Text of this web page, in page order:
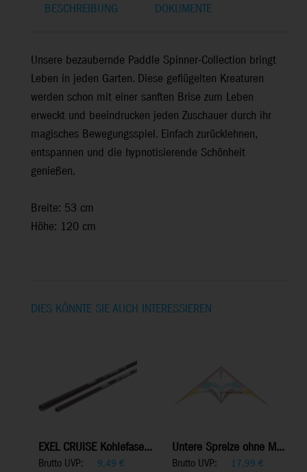
BESCHREIBUNG DOKUMENTE
Unsere bezaubernde Paddle Spinner-Collection bringt
Leben in jeden Garten. Diese geflügelten Kreaturen
werden schon mit einer sanften Brise zum Leben
erweckt und beeindrucken jeden Zuschauer durch ihr
magisches Bewegungsspiel. Einfach zurücklehnen,
entspannen und die hypnotisierende Schönheit
genießen.
Breite: 53 cm
Höhe: 120 cm
DIES KÖNNTE SIE AUCH INTERESSIEREN
EXEL CRUISE Kohlefase...
Brutto UVP: 9,49 €
Untere Spreize ohne M...
Brutto UVP: 17,99 €